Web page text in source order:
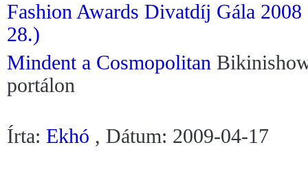
Fashion Awards Divatdíj Gála
28.)
Mindent a Cosmopolitan
portálon
Írta: Ekhó , Dátum: 2009-04-17